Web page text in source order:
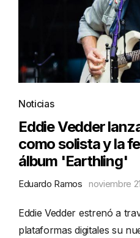
Noticias
Eddie Vedder
como solista y la
álbum 'Earthling'
Eduardo Ramos noviembre
Eddie Vedder estrenó a
plataformas digitales su